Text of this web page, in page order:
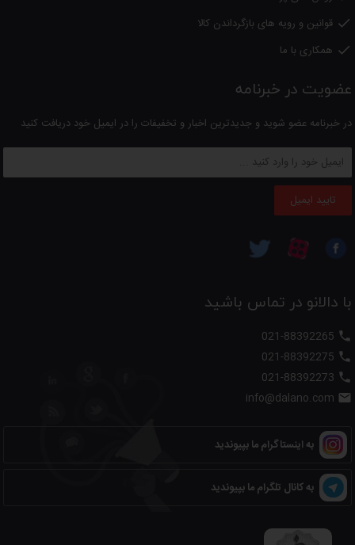
 قوانین و رویه های بازگرداندن کالا
 همکاری با ما
عضویت در خبرنامه
در خبرنامه عضو شوید و جدیدترین اخبار و تخفیفات را در ایمیل خود دریافت کنید
تایید ایمیل
با دالانو در تماس باشید




به اینستاگرام ما بپیوندید
به کانال تلگرام ما بپیوندید